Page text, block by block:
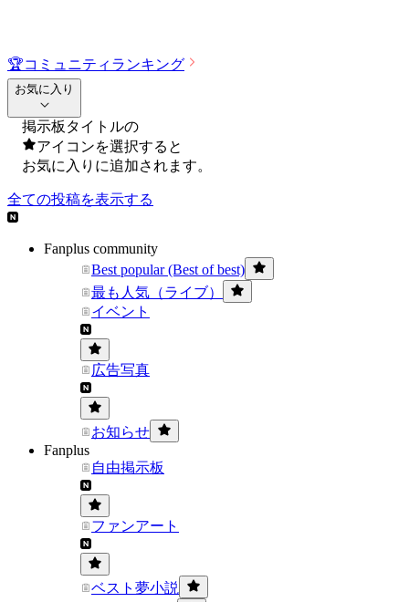
🏆コミュニティランキング
お気に入り
掲示板タイトルの
アイコンを選択すると
お気に入りに追加されます。
全ての投稿を表示する
Fanplus community
Best popular (Best of best)
最も人気（ライブ）
イベント
広告写真
お知らせ
Fanplus
自由掲示板
ファンアート
ベスト夢小説